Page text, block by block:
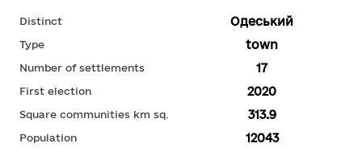
Distinct Одеський
Type town
Number of settlements 17
First election 2020
Square communities km sq. 313.9
Population 12043